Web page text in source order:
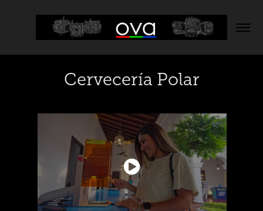
Cervecería Polar